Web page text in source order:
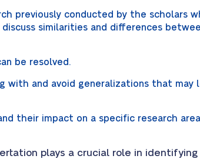
previously conducted by the scholars
similarities and differences
be resolved.
with and avoid generalizations that
their impact on a specific research
plays a crucial role in